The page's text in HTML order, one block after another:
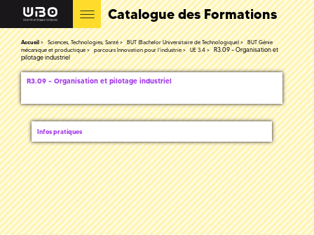
Catalogue des Formations
Accueil Sciences, Technologies, Santé BUT (Bachelor Universitaire de Technologique)
BUT Génie
mécanique et productique
parcours Innovation pour l’industrie UE 3.4
R3.09 – Organisation et
pilotage industriel
R3.09 – Organisation et pilotage industriel
Infos pratiques